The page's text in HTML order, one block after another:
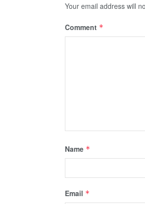
Your email address will
Comment *
Name *
Email *